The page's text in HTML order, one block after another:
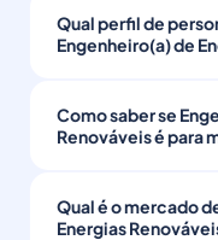
Qual perfil de
Engenheiro(a) de
Como saber se
Renováveis é para
Qual é o mercado
Energias